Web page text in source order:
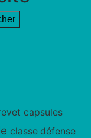
capsules
classe défense